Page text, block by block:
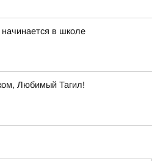
в школе
Любимый Тагил!